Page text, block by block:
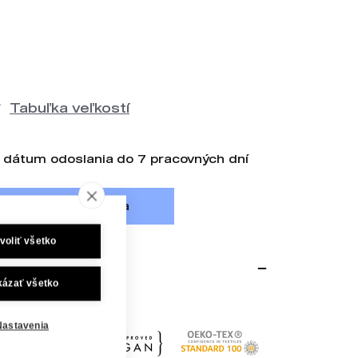
Tabuľka veľkostí
odoslania do 7 pracovných dní
Do košíka
všetko
všetko